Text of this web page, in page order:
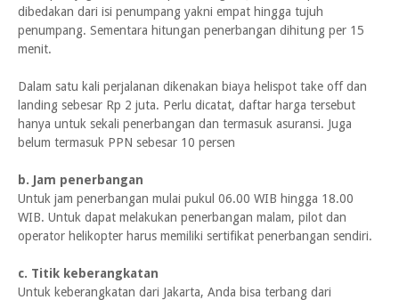
dibedakan dari isi penumpang yakni empat hingga tujuh
penumpang. Sementara hitungan penerbangan dihitung per 15
menit.
Dalam satu kali perjalanan dikenakan biaya helispot take off dan
landing sebesar Rp 2 juta. Perlu dicatat, daftar harga tersebut
hanya untuk sekali penerbangan dan termasuk asuransi. Juga
belum termasuk PPN sebesar 10 persen
b. Jam penerbangan
Untuk jam penerbangan mulai pukul 06.00 WIB hingga 18.00
WIB. Untuk dapat melakukan penerbangan malam, pilot dan
operator helikopter harus memiliki sertifikat penerbangan sendiri.
c. Titik keberangkatan
Untuk keberangkatan dari Jakarta, Anda bisa terbang dari